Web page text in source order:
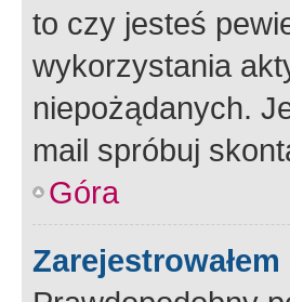
to czy jesteś
wykorzystania
niepożądanych.
mail spróbuj
Góra